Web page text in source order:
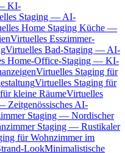
KI-
Staging — AI-
Home Staging Küche —
Virtuelles Esszimmer-
Virtuelles Bad-Staging — AI-
Home-Office-Staging — KI-
Virtuelles Staging für
Virtuelles Staging für
kleine RäumeVirtuelles
Zeitgenössisches AI-
Staging — Nordischer
Staging — Rustikaler
für Wohnzimmer im
LookMinimalistische